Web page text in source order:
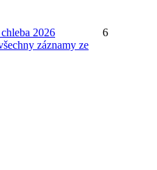
2026
záznamy ze
6